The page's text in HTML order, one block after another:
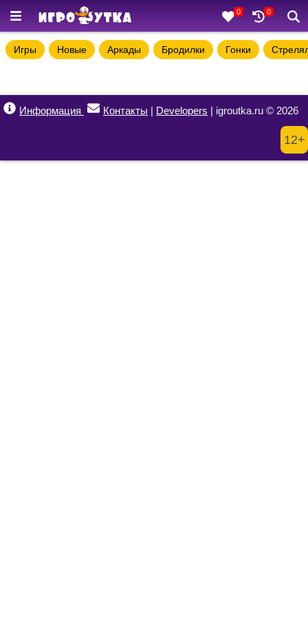
0 0
Игры Новые Аркады Бродилки Гонки
Информация Контакты | Developers | igroutka.ru © 2026
12+